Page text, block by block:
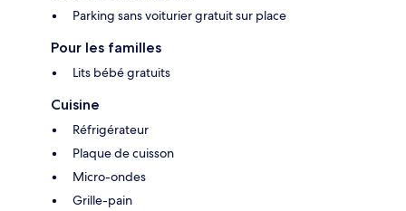
Parking sans voiturier gratuit sur place
Pour les familles
Lits bébé gratuits
Cuisine
Réfrigérateur
Plaque de cuisson
Micro-ondes
Grille-pain